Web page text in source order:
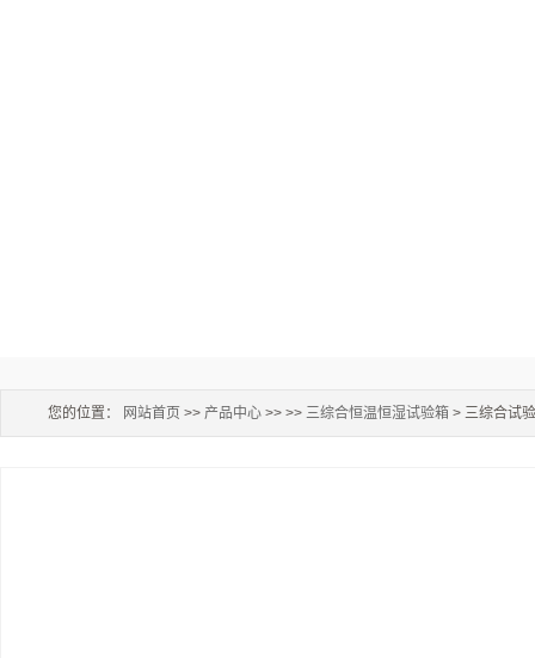
您的位置： 网站首页 >> 产品中心 >> >> 三综合恒温恒湿试验箱 > 三综合试